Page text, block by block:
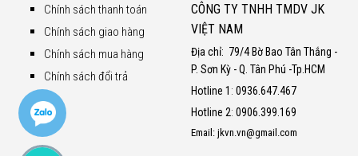
Chính sách thanh toán
Chính sách giao hàng
Chính sách mua hàng
Chính sách đổi trả
CÔNG TY TNHH TMDV JK
VIỆT NAM
Địa chỉ: 79/4 Bờ Bao Tân Thắng -
P. Sơn Kỳ - Q. Tân Phú -Tp.HCM
Hotline 1 : 0936.647.467
Hotline 2: 0906.399.169
Email: jkvn.vn@gmail.com